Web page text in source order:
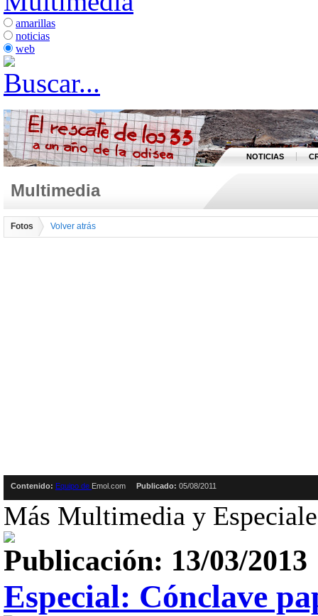
amarillas
noticias
web
NOTICIAS
Multimedia
Fotos Volver atrás
Contenido: Equipo de Emol.com Publicado: 05/08/2011
Más Multimedia y
Publicación: 13/03/2013
Especial: Cónclave